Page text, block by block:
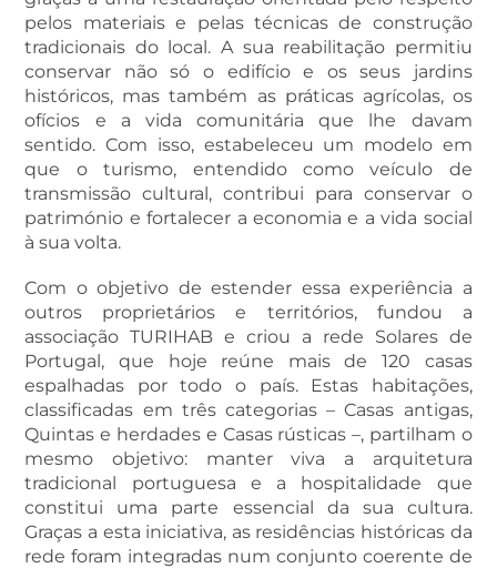
pelos materiais e pelas técnicas de construção
tradicionais do local. A sua reabilitação permitiu
conservar não só o edifício e os seus jardins
históricos, mas também as práticas agrícolas, os
ofícios e a vida comunitária que lhe davam
sentido. Com isso, estabeleceu um modelo em
que o turismo, entendido como veículo de
transmissão cultural, contribui para conservar o
património e fortalecer a economia e a vida social
à sua volta.
Com o objetivo de estender essa experiência a
outros proprietários e territórios, fundou a
associação TURIHAB e criou a rede Solares de
Portugal, que hoje reúne mais de 120 casas
espalhadas por todo o país. Estas habitações,
classificadas em três categorias – Casas antigas,
Quintas e herdades e Casas rústicas –, partilham o
mesmo objetivo: manter viva a arquitetura
tradicional portuguesa e a hospitalidade que
constitui uma parte essencial da sua cultura.
Graças a esta iniciativa, as residências históricas da
rede foram integradas num conjunto coerente de